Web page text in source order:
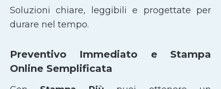
Soluzioni chiare, leggibili e progettate per
durare nel tempo.
Preventivo Immediato e Stampa
Online Semplificata